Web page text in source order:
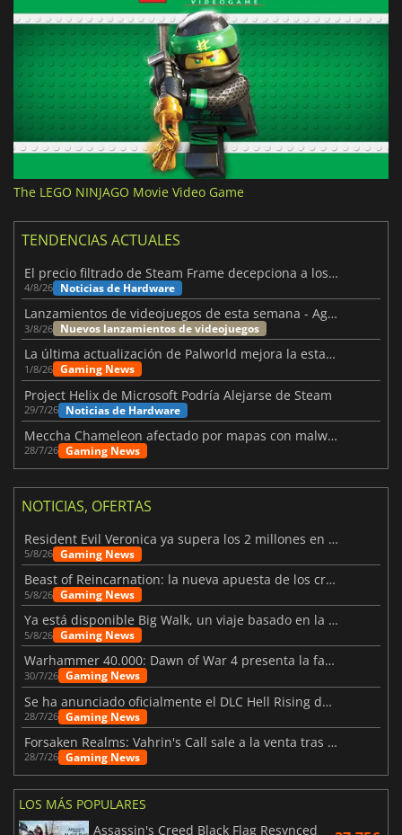
The LEGO NINJAGO Movie Video Game
TENDENCIAS ACTUALES
El precio filtrado de Steam Frame decepciona a los usuarios
4/8/26 Noticias de Hardware
Lanzamientos de videojuegos de esta semana - Agosto de 2026 (semana 32)
3/8/26 Nuevos lanzamientos de videojuegos
La última actualización de Palworld mejora la estabilidad
1/8/26 Gaming News
Project Helix de Microsoft Podría Alejarse de Steam
29/7/26 Noticias de Hardware
Meccha Chameleon afectado por mapas con malware y Discord
28/7/26 Gaming News
NOTICIAS, OFERTAS
Resident Evil Veronica ya supera los 2 millones en listas de deseados
5/8/26 Gaming News
Beast of Reincarnation: la nueva apuesta de los creadores de Pokémon
5/8/26 Gaming News
Ya está disponible Big Walk, un viaje basado en la amistad
5/8/26 Gaming News
Warhammer 40.000: Dawn of War 4 presenta la facción de los Necrones
30/7/26 Gaming News
Se ha anunciado oficialmente el DLC Hell Rising de Nioh 3
28/7/26 Gaming News
Forsaken Realms: Vahrin's Call sale a la venta tras una década
28/7/26 Gaming News
LOS MÁS POPULARES
Assassin's Creed Black Flag Resynced